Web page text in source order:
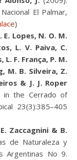
El Palmar,
)
E. Lopes, N. O. M.
L. V. Paiva, C.
L. F. França, P. M.
M. B. Silveira, Z.
& J. J. Roper
in the Cerrado of
23(3):385–405
Zaccagnini & B.
de Naturaleza y
Argentinas No 9.